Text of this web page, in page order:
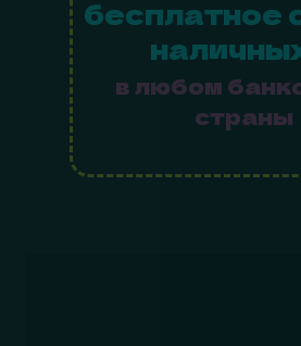
бесплатное
в любом
страны